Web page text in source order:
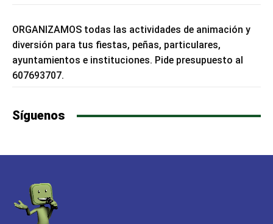
ORGANIZAMOS todas las actividades de animación y
diversión para tus fiestas, peñas, particulares,
ayuntamientos e instituciones. Pide presupuesto al
607693707.
Síguenos